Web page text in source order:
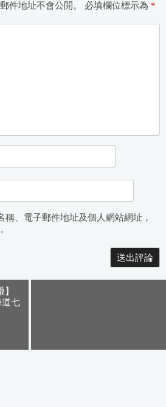
件地址不會公開。 必填欄位標示為 *
稱、電子郵件地址及個人網站網址，
道七